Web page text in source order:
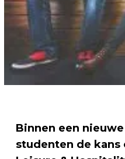
Binnen een
studenten de kans